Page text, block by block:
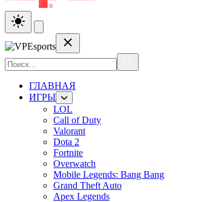
ГЛАВНАЯ
ИГРЫ
LOL
Call of Duty
Valorant
Dota 2
Fortnite
Overwatch
Mobile Legends: Bang Bang
Grand Theft Auto
Apex Legends